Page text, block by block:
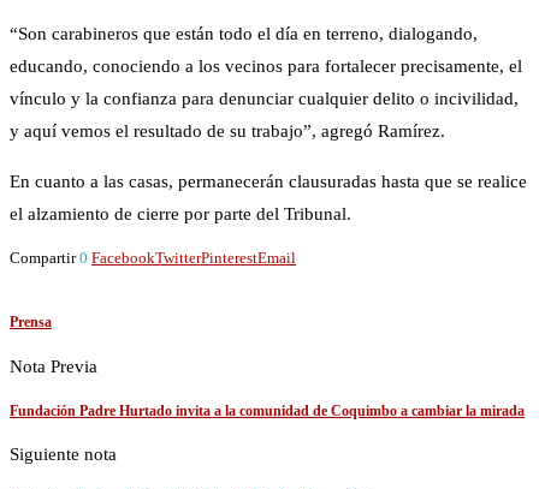
“Son carabineros que están todo el día en terreno, dialogando,
educando, conociendo a los vecinos para fortalecer precisamente, el
vínculo y la confianza para denunciar cualquier delito o incivilidad,
y aquí vemos el resultado de su trabajo”, agregó Ramírez.
En cuanto a las casas, permanecerán clausuradas hasta que se realice
el alzamiento de cierre por parte del Tribunal.
Compartir 0 FacebookTwitterPinterestEmail
Prensa
Nota Previa
Fundación Padre Hurtado invita a la comunidad de Coquimbo a cambiar la mirada
Siguiente nota